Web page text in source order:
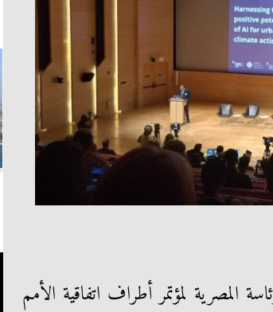
المصرية لمؤتمر أطراف اتفاقية الأمم
بث مباشر.. مباراة الزمالك وسيراميكا كليوباترا في
الدوري